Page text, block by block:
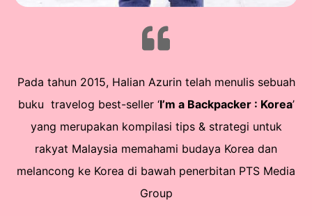
Pada tahun 2015, Halian Azurin telah menulis sebuah
buku travelog best-seller ‘I’m a Backpacker : Korea’
yang merupakan kompilasi tips & strategi untuk
rakyat Malaysia memahami budaya Korea dan
melancong ke Korea di bawah penerbitan PTS Media
Group